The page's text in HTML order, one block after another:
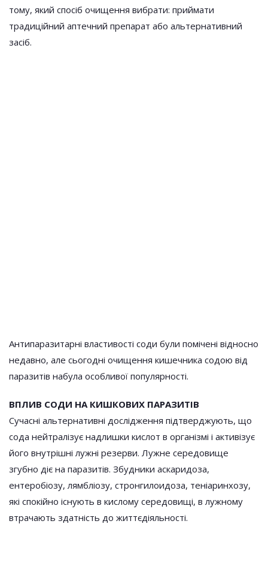
тому, який спосіб очищення вибрати: приймати
традиційний аптечний препарат або альтернативний
засіб.
Антипаразитарні властивості соди були помічені відносно
недавно, але сьогодні очищення кишечника содою від
паразитів набула особливої популярності.
ВПЛИВ СОДИ НА КИШКОВИХ ПАРАЗИТІВ
Сучасні альтернативні дослідження підтверджують, що
сода нейтралізує надлишки кислот в організмі і активізує
його внутрішні лужні резерви. Лужне середовище
згубно діє на паразитів. Збудники аскаридоза,
ентеробіозу, лямбліозу, стронгилоидоза, теніаринхозу,
які спокійно існують в кислому середовищі, в лужному
втрачають здатність до життєдіяльності.